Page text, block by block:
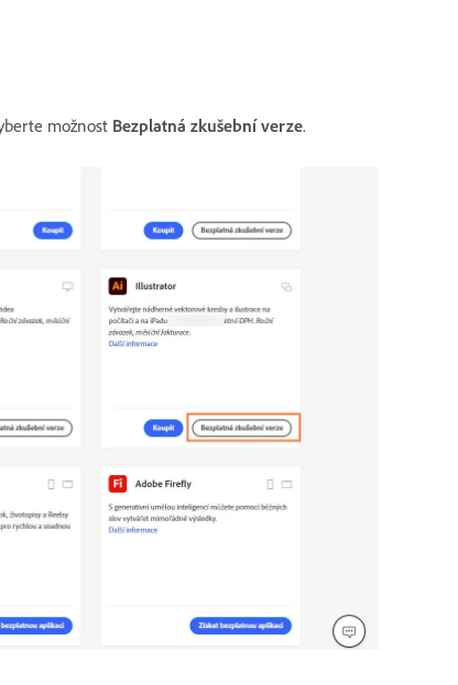
možnost Bezplatná zkušební verze.